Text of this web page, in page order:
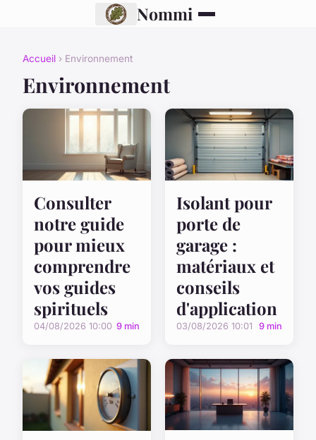
Nommi
Accueil › Environnement
Environnement
Consulter
notre guide
pour mieux
comprendre
vos guides
spirituels
04/08/2026 10:00 9 min
Isolant pour
porte de
garage :
matériaux et
conseils
d'application
03/08/2026 10:01 9 min